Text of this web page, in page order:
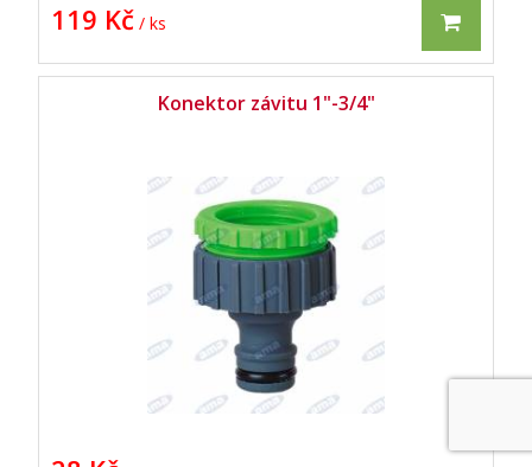
119 Kč / ks
Konektor závitu 1"-3/4"